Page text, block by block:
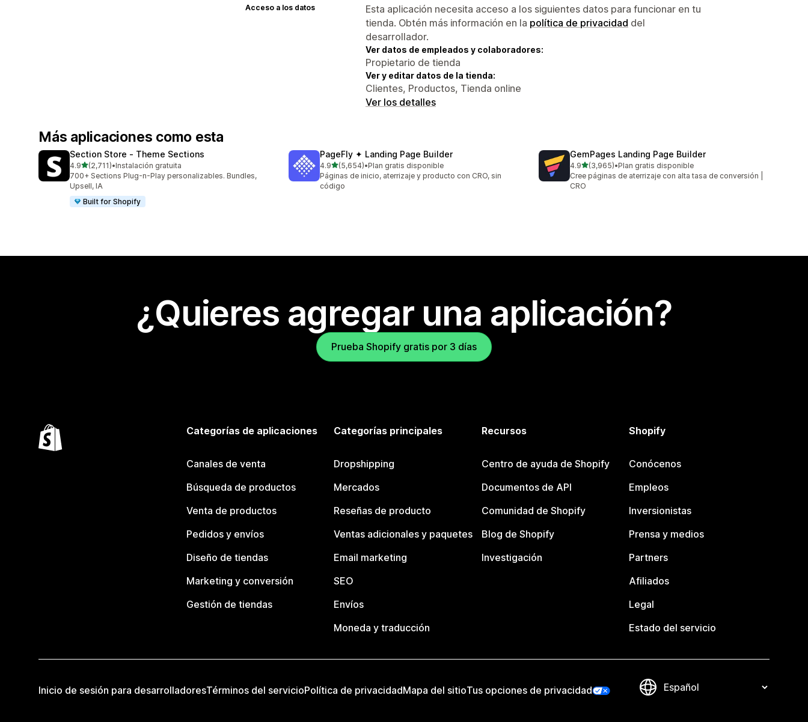
Acceso a los datos
Esta aplicación necesita acceso a los siguientes datos para funcionar en tu
tienda. Obtén más información en la política de privacidad del
desarrollador.
Ver datos de empleados y colaboradores:
Propietario de tienda
Ver y editar datos de la tienda:
Clientes, Productos, Tienda online
Ver los detalles
Más aplicaciones como esta
Section Store ‑ Theme Sections
4.9de 5 estrellas
(2,711)
2711 reseñas en total
•Instalación gratuita
700+ Sections Plug-n-Play personalizables. Bundles,
Upsell, IA
Built for Shopify
PageFly ✦ Landing Page Builder
4.9de 5 estrellas
(5,654)
5654 reseñas en total
•Plan gratis disponible
Páginas de inicio, aterrizaje y producto con CRO, sin
código
GemPages Landing Page Builder
4.9de 5 estrellas
(3,965)
3965 reseñas en total
•Plan gratis disponible
Cree páginas de aterrizaje con alta tasa de conversión |
CRO
¿Quieres agregar una aplicación?
Prueba Shopify gratis por 3 días
Categorías de aplicaciones
Canales de venta
Búsqueda de productos
Venta de productos
Pedidos y envíos
Diseño de tiendas
Marketing y conversión
Gestión de tiendas
Categorías principales
Dropshipping
Mercados
Reseñas de producto
Ventas adicionales y paquetes
Email marketing
SEO
Envíos
Moneda y traducción
Recursos
Centro de ayuda de Shopify
Documentos de API
Comunidad de Shopify
Blog de Shopify
Investigación
Shopify
Conócenos
Empleos
Inversionistas
Prensa y medios
Partners
Afiliados
Legal
Estado del servicio
Inicio de sesión para desarrolladoresTérminos del servicioPolítica de privacidadMapa del sitioTus opciones de privacidad